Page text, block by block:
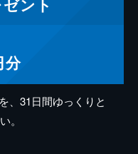
分
、31日間ゆっくりと
。